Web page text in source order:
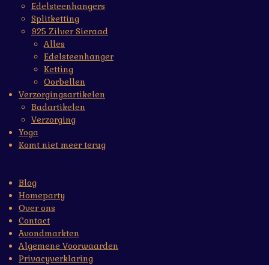
Edelsteenhangers
Splitketting
925 Zilver Sieraad
Alles
Edelsteenhanger
Ketting
Oorbellen
Verzorgingsartikelen
Badartikelen
Verzorging
Yoga
Komt niet meer terug
Blog
Homeparty
Over ons
Contact
Avondmarkten
Algemene Voorwaarden
Privacyverklaring